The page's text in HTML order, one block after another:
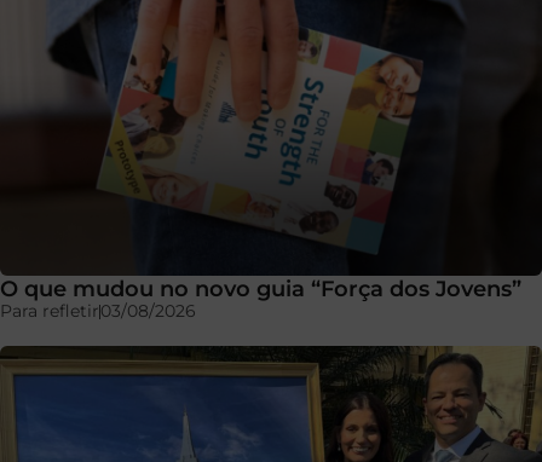
O que mudou no novo guia “Força dos Jovens”
Para refletir03/08/2026